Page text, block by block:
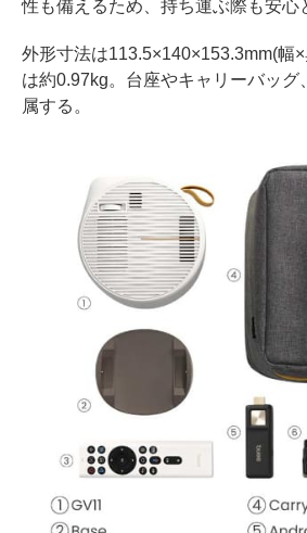
性も備えるため、持ち運ぶ際も安心
外形寸法は113.5×140×153.3mm(幅
は約0.97kg。台座やキャリーバッグ
属する。